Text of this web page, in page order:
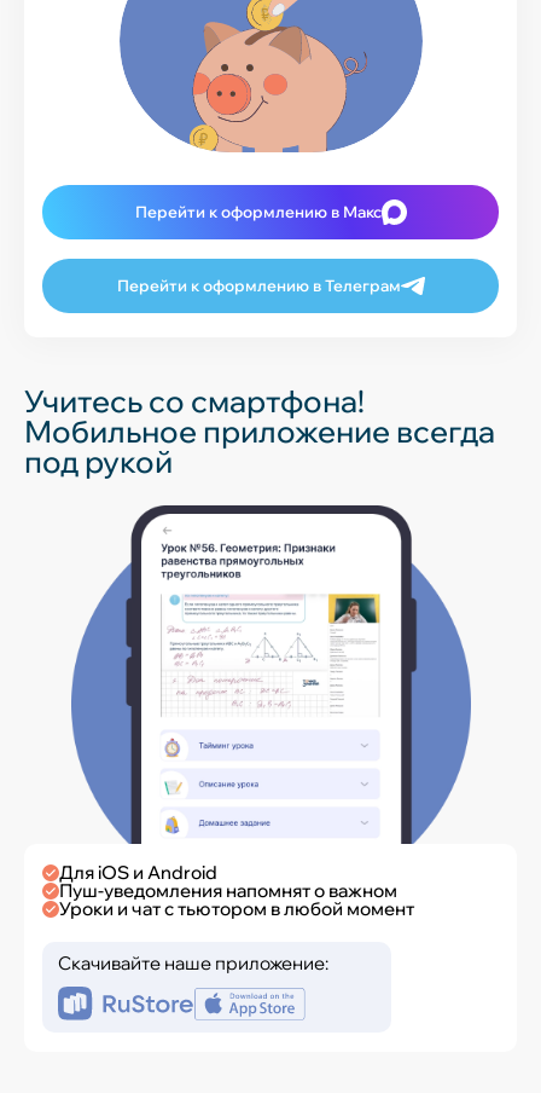
Перейти к оформлению в Макс
Перейти к оформлению в Телеграм
Учитесь со смартфона!
Мобильное приложение всегда
под рукой
Для iOS и Android
Пуш-уведомления напомнят о важном
Уроки и чат с тьютором в любой момент
Скачивайте наше приложение: